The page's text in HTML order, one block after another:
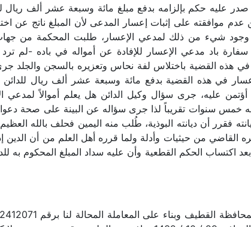
عليه حكم بإلزامه بدفع مبلغ مائة وسبعة عشر ألف
عدم موافقته على إثبات إعسار المدعى لأن المبلغ ناتج
وجود شيء من ذلك لمدعي الإعسار، طلبت المحكمة من
سفارة باد مدعي الإعسار للإفادة عن أمواله في باده -لم
في هذه القضية باختلاس لفة نحاس وتعزيره بالسجن
في هذه القضية بدفع مائة وسبعة عشر ألف ريال
عليه، جرى سؤال وكيل الدائن هل يعلم أموالاً لمدعي
تقريباً لذا جرى سؤاله عن البينة على صحة دعواه،
أن ديانته البوذية، طُلب منه اليمين فحلف بالله العظيم
القاضي من حيثيات وأدلة ولما قرره أهل العلم من أن
بعد اكتساب الحكم القطعية وأن عليه سداد المبلغ المحكوم